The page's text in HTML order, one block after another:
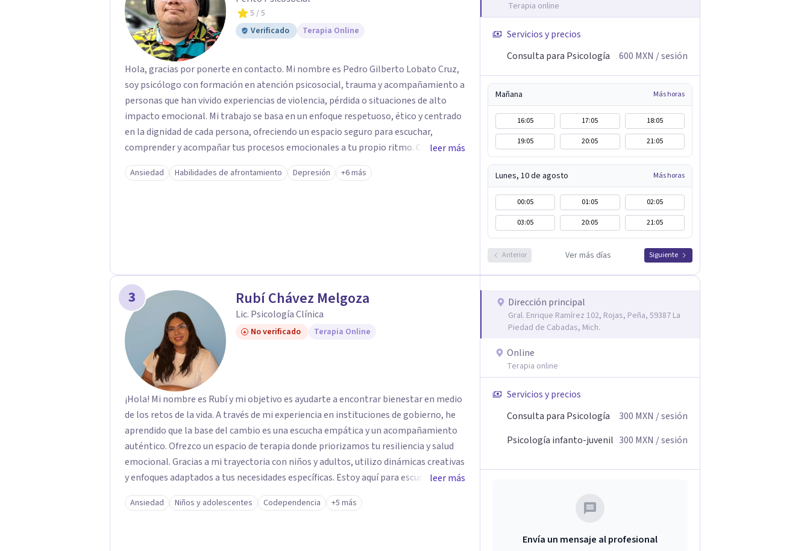
5 / 5
Verificado
Terapia Online
Hola, gracias por ponerte en contacto. Mi nombre es Pedro Gilberto Lobato Cruz,
soy psicólogo con formación en atención psicosocial, trauma y acompañamiento a
personas que han vivido experiencias de violencia, pérdida o situaciones de alto
impacto emocional. Mi trabajo se basa en un enfoque respetuoso, ético y centrado
en la dignidad de cada persona, ofreciendo un espacio seguro para escuchar,
comprender y acompañar tus procesos emocionales a tu propio ritmo. Creo
firmemente en la importancia de construir juntos herramientas que fortalezcan el
bienestar, la autonomía y el sentido de vida. Será un gusto acompañarte en este
leer más
Ansiedad Habilidades de afrontamiento Depresión +6 más
Terapia online
Servicios y precios
Consulta para Psicología
600 MXN / sesión
Mañana Más horas
16:05 17:05
18:05
19:05
20:05 21:05
Lunes, 10 de agosto Más horas
00:05 01:05
02:05
03:05
20:05 21:05
Anterior Ver más días Siguiente
3 Rubí Chávez Melgoza
Lic. Psicología Clínica
No verificado Terapia Online
¡Hola! Mi nombre es Rubí y mi objetivo es ayudarte a encontrar bienestar en medio
de los retos de la vida. A través de mi experiencia en instituciones de gobierno, he
aprendido que la base del cambio es una escucha empática y un acompañamiento
auténtico. ​Ofrezco un espacio de terapia donde priorizamos tu resiliencia y salud
emocional. Gracias a mi trayectoria con niños y adultos, utilizo dinámicas creativas
y enfoques adaptados a tus necesidades específicas. Estoy aquí para escucharte y
brindarte las herramientas necesarias para fortalecer tu paz mental.
leer más
Ansiedad Niños y adolescentes Codependencia +5 más
Dirección principal
Gral. Enrique Ramírez 102, Rojas, Peña, 59387 La
Piedad de Cabadas, Mich.
Online
Terapia online
Servicios y precios
Consulta para Psicología
300 MXN / sesión
Psicología infanto-juvenil 300 MXN / sesión
Envía un mensaje al profesional